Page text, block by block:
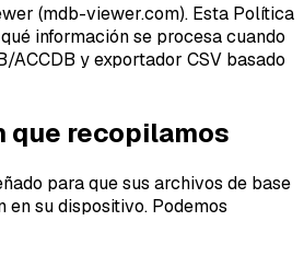
(mdb-viewer.com). Esta Política
información se procesa cuando
ACCDB y exportador CSV basado
que recopilamos
para que sus archivos de base
en su dispositivo. Podemos